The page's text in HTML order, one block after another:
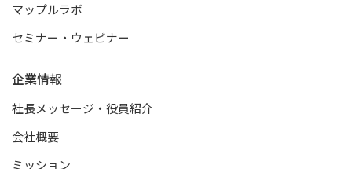
マップルラボ
セミナー・ウェビナー
企業情報
社長メッセージ・役員紹介
会社概要
ミッション